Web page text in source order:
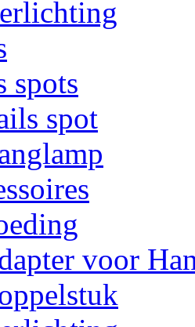
spots
spot
voor